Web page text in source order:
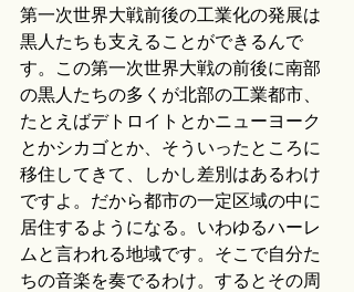
第一次世界大戦前後の工業化の発展は
黒人たちも支えることができるんで
す。この第一次世界大戦の前後に南部
の黒人たちの多くが北部の工業都市、
たとえばデトロイトとかニューヨーク
とかシカゴとか、そういったところに
移住してきて、しかし差別はあるわけ
ですよ。だから都市の一定区域の中に
居住するようになる。いわゆるハーレ
ムと言われる地域です。そこで自分た
ちの音楽を奏でるわけ。するとその周